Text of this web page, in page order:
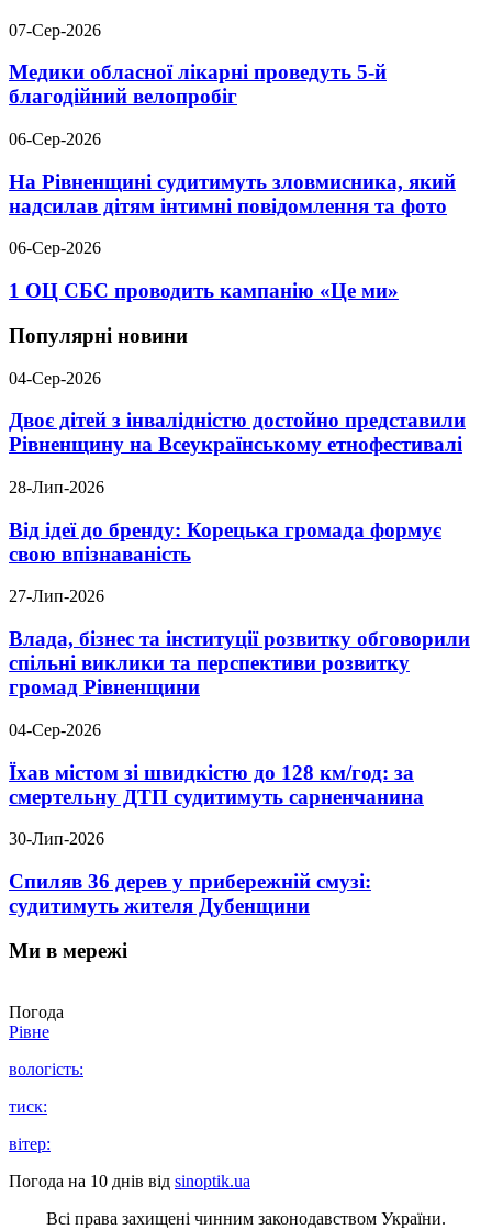
07-Сер-2026
Медики обласної лікарні проведуть 5-й
благодійний велопробіг
06-Сер-2026
На Рівненщині судитимуть зловмисника, який
надсилав дітям інтимні повідомлення та фото
06-Сер-2026
1 ОЦ СБС проводить кампанію «Це ми»
Популярні новини
04-Сер-2026
Двоє дітей з інвалідністю достойно представили
Рівненщину на Всеукраїнському етнофестивалі
28-Лип-2026
Від ідеї до бренду: Корецька громада формує
свою впізнаваність
27-Лип-2026
Влада, бізнес та інституції розвитку обговорили
спільні виклики та перспективи розвитку
громад Рівненщини
04-Сер-2026
Їхав містом зі швидкістю до 128 км/год: за
смертельну ДТП судитимуть сарненчанина
30-Лип-2026
Спиляв 36 дерев у прибережній смузі:
судитимуть жителя Дубенщини
Ми в мережі
Погода
Рівне
вологість:
тиск:
вітер:
Погода на 10 днів від sinoptik.ua
Всі права захищені чинним законодавством України.